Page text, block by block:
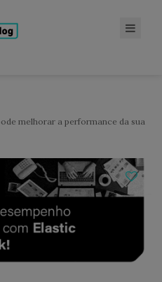
melhorar a performance da sua